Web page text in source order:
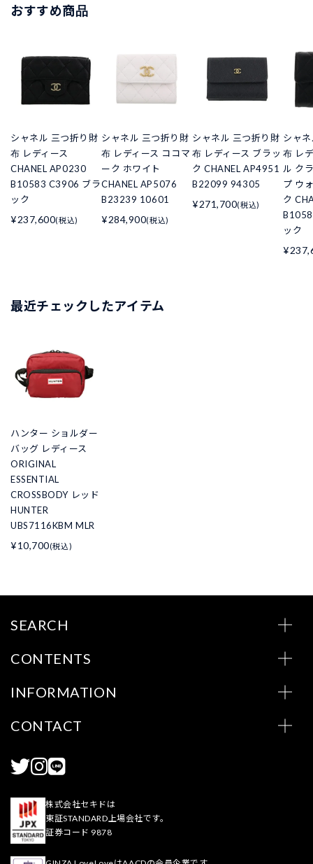
おすすめ商品
シャネル 三つ折り財
布 レディース
CHANEL AP0230
B10583 C3906 ブラ
ック
¥237,600(税込)
シャネル 三つ折り財
布 レディース ココマ
ーク ホワイト
CHANEL AP5076
B23239 10601
¥284,900(税込)
シャネル 三つ折り財
布 レディース ブラッ
ク CHANEL AP4951
B22099 94305
¥271,700(税込)
シャ
布 レ
ル ク
プ ウ
ク
ック
最近チェックしたアイテム
ハンター ショルダー
バッグ レディース
ORIGINAL
ESSENTIAL
CROSSBODY レッド
HUNTER
UBS7116KBM MLR
¥10,700(税込)
SEARCH
CONTENTS
INFORMATION
CONTACT
株式会社セキドは
東証STANDARD上場会社です。
証券コード 9878